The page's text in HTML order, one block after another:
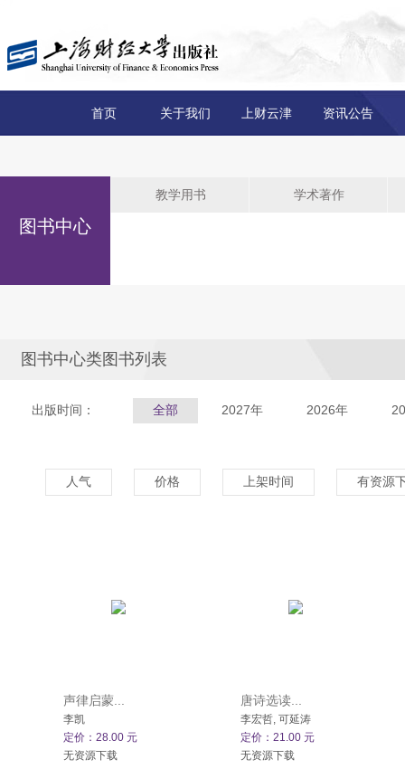
首页 关于我们 上财云津 资讯公告
图书中心
教学用书 学术著作
图书中心类图书列表
出版时间： 全部 2027年 2026年
人气 价格 上架时间 有资源
声律启蒙...
李凯
定价：28.00 元
无资源下载
唐诗选读...
李宏哲, 可延涛
定价：21.00 元
无资源下载